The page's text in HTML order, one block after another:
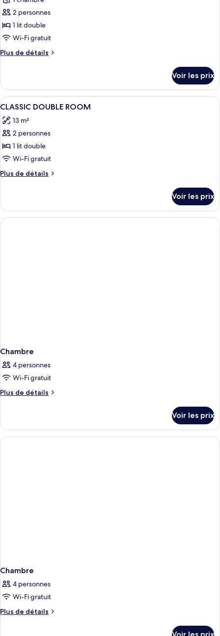
pour
ce
type
chambre :
2 personnes
1 lit double
Wi-Fi gratuit
Plus de détails
Plus
le
type
de
Suite
Voir les prix
Afficher
toutes
les
photos
pour
ce
type
de
CLASSIC
DOUBLE
ROOM
Literie de qualité supérieure,
5
CLASSIC DOUBLE ROOM
13 m²
2 personnes
1 lit double
Wi-Fi gratuit
Plus de détails
Plus
le
type
de
Voir les prix
Chambre
4 personnes
Wi-Fi gratuit
Plus de détails
Plus
le
type
de
Voir les prix
Chambre
4 personnes
Wi-Fi gratuit
Plus de détails
Plus
Voir les prix